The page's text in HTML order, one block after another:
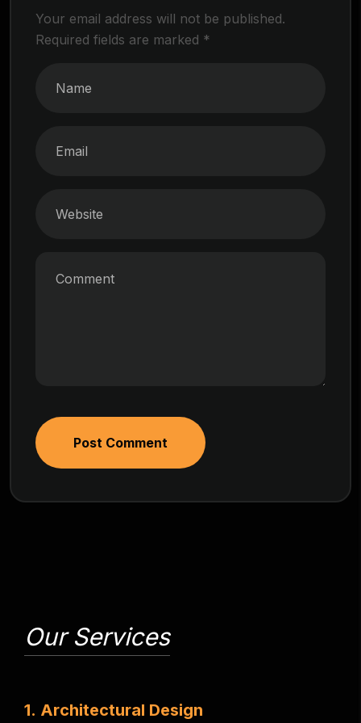
Your email address will not be published.
Required fields are marked *
Post Comment
Our Services
1. Architectural Design